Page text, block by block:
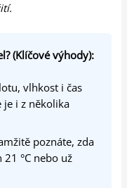
(Klíčové výhody):
vlhkost i čas
je i z několika
poznáte, zda
°C nebo už